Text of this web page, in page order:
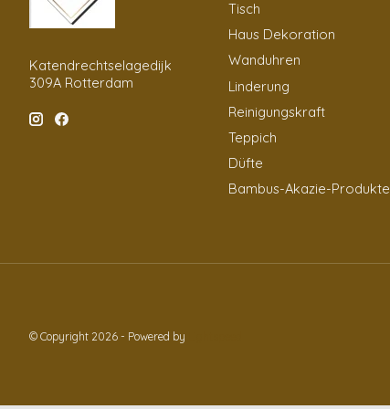
Katendrechtselagedijk
309A Rotterdam
Tisch
Haus Dekoration
Wanduhren
Linderung
Reinigungskraft
Teppich
Düfte
Bambus-Akazie-Produkte
© Copyright 2026 - Powered by